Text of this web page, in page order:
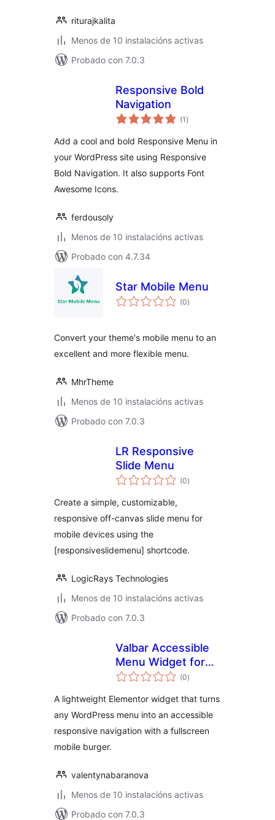
riturajkalita
Menos de 10 instalacións activas
Probado con 7.0.3
Responsive Bold
Navigation
(1 valoracións
totais
)
Add a cool and bold Responsive Menu in
your WordPress site using Responsive
Bold Navigation. It also supports Font
Awesome Icons.
ferdousoly
Menos de 10 instalacións activas
Probado con 4.7.34
Star Mobile Menu
(0valoracións
totais
)
Convert your theme's mobile menu to an
excellent and more flexible menu.
MhrTheme
Menos de 10 instalacións activas
Probado con 7.0.3
LR Responsive
Slide Menu
(0valoracións
totais
)
Create a simple, customizable,
responsive off-canvas slide menu for
mobile devices using the
[responsiveslidemenu] shortcode.
LogicRays Technologies
Menos de 10 instalacións activas
Probado con 7.0.3
Valbar Accessible
Menu Widget for
Elementor
(0valoracións
totais
)
A lightweight Elementor widget that turns
any WordPress menu into an accessible
responsive navigation with a fullscreen
mobile burger.
valentynabaranova
Menos de 10 instalacións activas
Probado con 7.0.3